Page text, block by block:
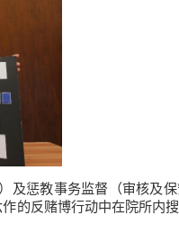
及惩教事务监督（审核及
的反赌博行动中在院所内